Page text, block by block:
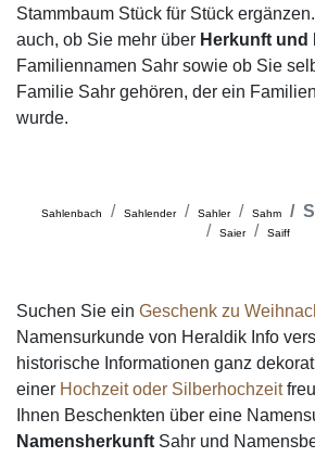
Stammbaum Stück für Stück
auch, ob Sie mehr über Herkunft und
Familiennamen Sahr sowie ob Sie
Familie Sahr gehören, der ein
wurde.
Sahlenbach Sahlender Sahler Sahm
Saier
Saiff
Suchen Sie ein Geschenk zu
Namensurkunde von Heraldik Info
historische Informationen ganz
einer Hochzeit oder Silberhochzeit
Ihnen Beschenkten über eine
Namensherkunft Sahr und